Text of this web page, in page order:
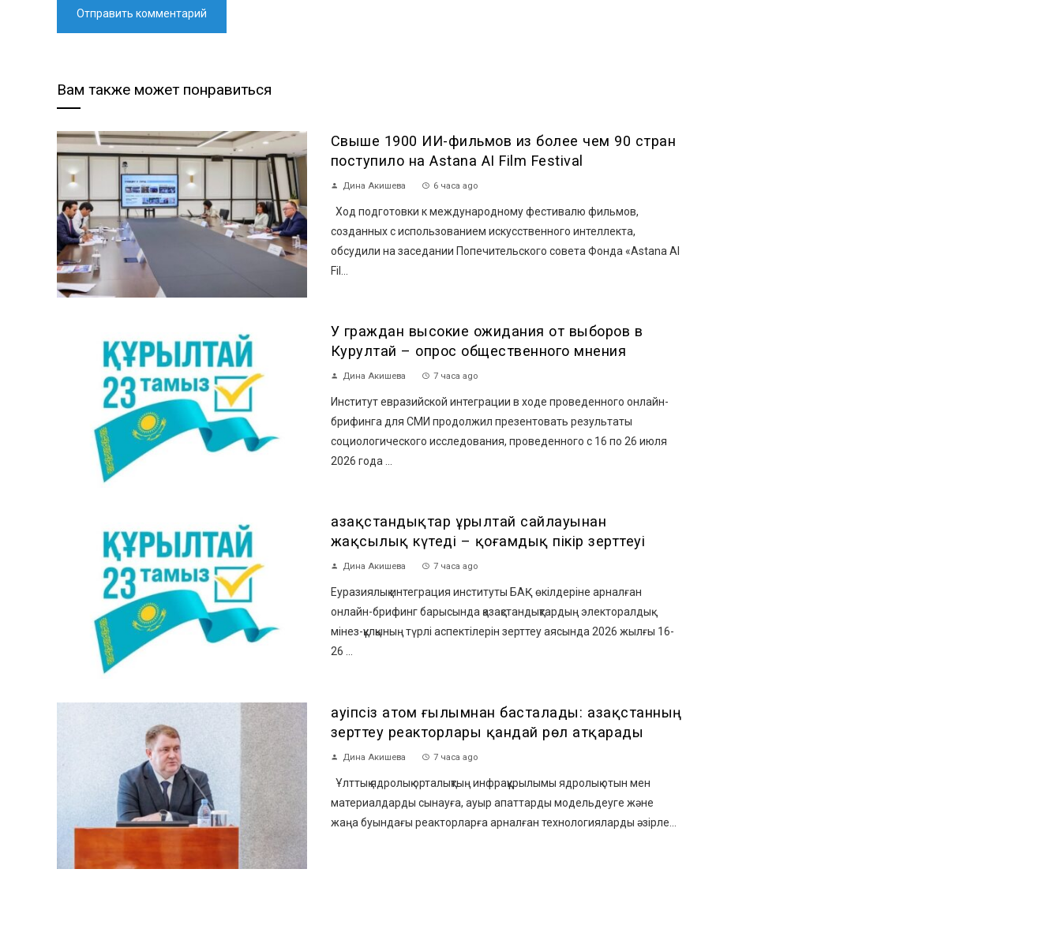
Вам также может понравиться
Свыше 1900 ИИ-фильмов из более чем 90 стран
поступило на Astana AI Film Festival
Дина Акишева 6 часа ago
Ход подготовки к международному фестивалю фильмов,
созданных с использованием искусственного интеллекта,
обсудили на заседании Попечительского совета Фонда «Astana AI
Fil...
У граждан высокие ожидания от выборов в
Курултай – опрос общественного мнения
Дина Акишева 7 часа ago
Институт евразийской интеграции в ходе проведенного онлайн-
брифинга для СМИ продолжил презентовать результаты
социологического исследования, проведенного с 16 по 26 июля
2026 года ...
Қазақстандықтар Құрылтай сайлауынан
жақсылық күтеді – қоғамдық пікір зерттеуі
Дина Акишева 7 часа ago
Еуразиялық интеграция институты БАҚ өкілдеріне арналған
онлайн-брифинг барысында қазақстандықтардың электоралдық
мінез-құлқының түрлі аспектілерін зерттеу аясында 2026 жылғы 16-
26 ...
Қауіпсіз атом ғылымнан басталады: Қазақстанның
зерттеу реакторлары қандай рөл атқарады
Дина Акишева 7 часа ago
Ұлттық ядролық орталықтың инфрақұрылымы ядролық отын мен
материалдарды сынауға, ауыр апаттарды модельдеуге және
жаңа буындағы реакторларға арналған технологияларды әзірле...